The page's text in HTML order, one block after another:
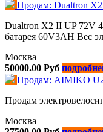
Продам: Dualtron
Dualtron X2 II UP 72V
батарея 60V3AH Вес
Москва
50000.00 Руб
Продам: AIMIKO
Продам
Москва